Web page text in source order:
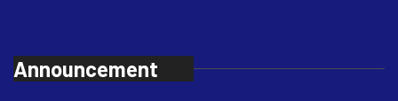
Announcement